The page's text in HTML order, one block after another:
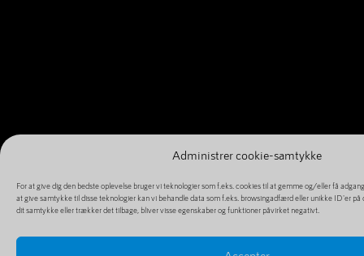
Administrer cookie-samtykke
For at give dig den bedste oplevelse bruger vi teknologier som f.eks. cookies til at gemme og/eller få
at give samtykke til disse teknologier kan vi behandle data som f.eks. browsingadfærd eller unikke ID'er
dit samtykke eller trækker det tilbage, bliver visse egenskaber og funktioner påvirket negativt.